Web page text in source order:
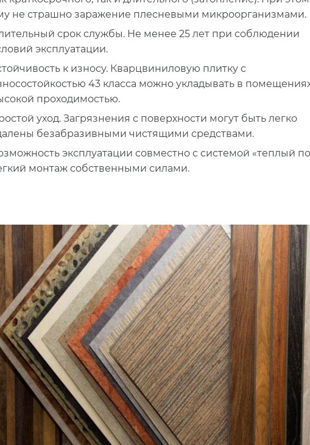
не страшно заражение плесневыми микроорганизмами.
срок службы. Не менее 25 лет при соблюдении
эксплуатации.
к износу. Кварцвиниловую плитку с
43 класса можно укладывать в
проходимостью.
уход. Загрязнения с поверхности могут быть легко
безабразивными чистящими средствами.
эксплуатации совместно с системой «теплый
монтаж собственными силами.